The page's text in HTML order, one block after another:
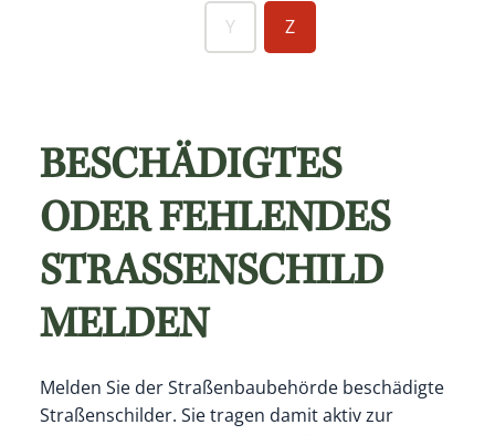
Y Z
BESCHÄDIGTES
ODER FEHLENDES
STRASSENSCHILD M
ELDEN
Melden Sie der Straßenbaubehörde beschädigte
Straßenschilder. Sie tragen damit aktiv zur